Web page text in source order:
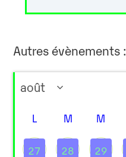
Autres évènements :
L M M
27 28 29